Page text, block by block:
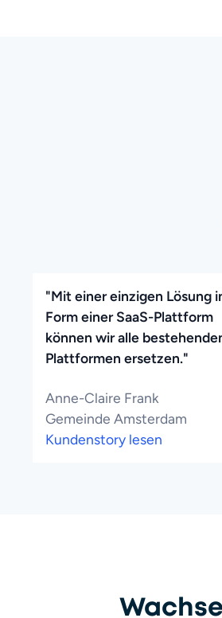
"Mit einer einzigen Lösung
Form einer SaaS-Plattform
können wir alle
Plattformen ersetzen."
Anne-Claire Frank
Gemeinde Amsterdam
Kundenstory lesen